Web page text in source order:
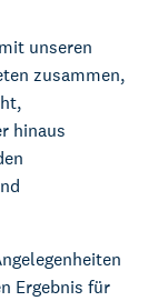
unseren
zusammen,
hinaus
Ergebnis für